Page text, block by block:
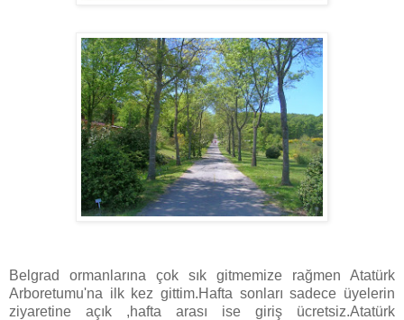
Belgrad ormanlarına çok sık gitmemize rağmen Atatürk
Arboretumu'na ilk kez gittim.Hafta sonları sadece üyelerin
ziyaretine açık ,hafta arası ise giriş ücretsiz.Atatürk